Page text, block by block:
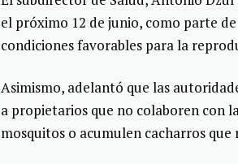
el próximo 12 de junio, como parte
condiciones favorables para la
Asimismo, adelantó que las
a propietarios que no colaboren con
mosquitos o acumulen cacharros